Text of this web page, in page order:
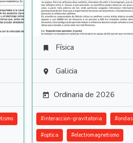
 Física
 Galicia
 Ordinaria de 2026
#interaccion-gravitatoria #ondas
#optica #electromagnetismo